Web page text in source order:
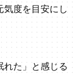
度を目安にし
れた」と感じる